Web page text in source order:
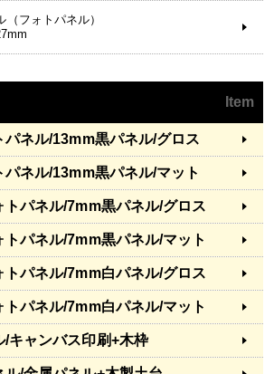
（フォトパネル）
Item
パネル/13mm黒パネル/グロス
パネル/13mm黒パネル/マット
トパネル/7mm黒パネル/グロス
トパネル/7mm黒パネル/マット
トパネル/7mm白パネル/グロス
トパネル/7mm白パネル/マット
/キャンバス印刷+木枠